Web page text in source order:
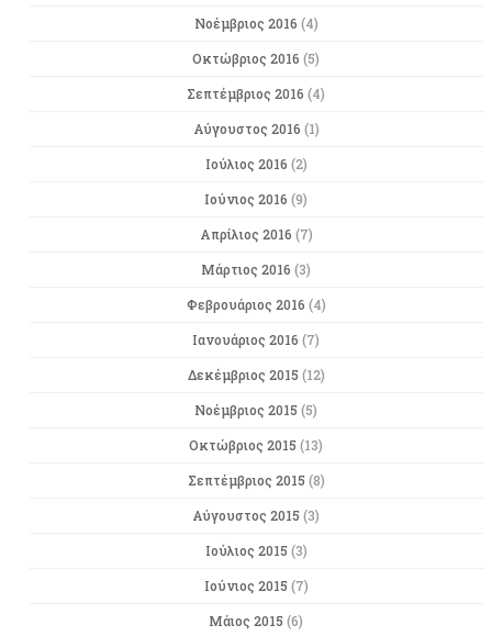
Νοέμβριος 2016 (4)
Οκτώβριος 2016 (5)
Σεπτέμβριος 2016 (4)
Αύγουστος 2016 (1)
Ιούλιος 2016 (2)
Ιούνιος 2016 (9)
Απρίλιος 2016 (7)
Μάρτιος 2016 (3)
Φεβρουάριος 2016 (4)
Ιανουάριος 2016 (7)
Δεκέμβριος 2015 (12)
Νοέμβριος 2015 (5)
Οκτώβριος 2015 (13)
Σεπτέμβριος 2015 (8)
Αύγουστος 2015 (3)
Ιούλιος 2015 (3)
Ιούνιος 2015 (7)
Μάιος 2015 (6)